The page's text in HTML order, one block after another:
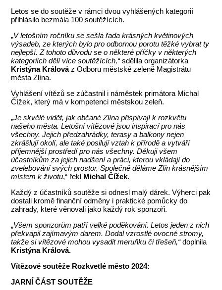
Letos se do soutěže v rámci dvou vyhlášených kategorií
přihlásilo bezmála 100 soutěžících.
„V letošním ročníku se sešla řada krásných květinových
výsadeb, ze kterých bylo pro odbornou porotu těžké vybrat ty
nejlepší. Z tohoto důvodu se o některé příčky v některých
kategoriích dělí více soutěžících,“sdělila organizátorka
Kristýna Králováz Odboru městské zeleně Magistrátu
města Zlína.
Vyhlášení vítězů se zúčastnil i náměstek primátora Michal
Čížek, který má v kompetenci městskou zeleň.
„Je skvělé vidět, jak občané Zlína přispívají k rozkvětu
našeho města. Letošní vítězové jsou inspirací pro nás
všechny. Jejich předzahrádky, terasy a balkony nejen
zkrášlují okolí, ale také posilují vztah k přírodě a vytváří
příjemnější prostředí pro nás všechny. Děkuji všem
účastníkům za jejich nadšení a práci, kterou vkládají do
zvelebování svých prostor. Společně děláme Zlín krásnějším
místem k životu,“ řekl Michal Čížek.
Každý z účastníků soutěže si odnesl malý dárek. Výherci pak
dostali kromě finanční odměny i praktické pomůcky do
zahrady, které věnovali jako každý rok sponzoři.
„Všem sponzorům patří velké poděkování. Letos jeden z nich
překvapil zajímavým darem. Dodal vzrostlé ovocné stromy,
takže si vítězové mohou vysadit meruňku či třešeň,“doplnila
Kristýna Králová.
Vítězové soutěže Rozkvetlé město 2024:
JARNÍ ČÁST SOUTĚŽE